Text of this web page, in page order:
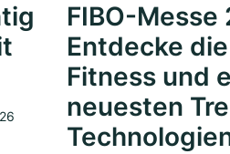
FIBO-Messe
Entdecke
Fitness und
neuesten